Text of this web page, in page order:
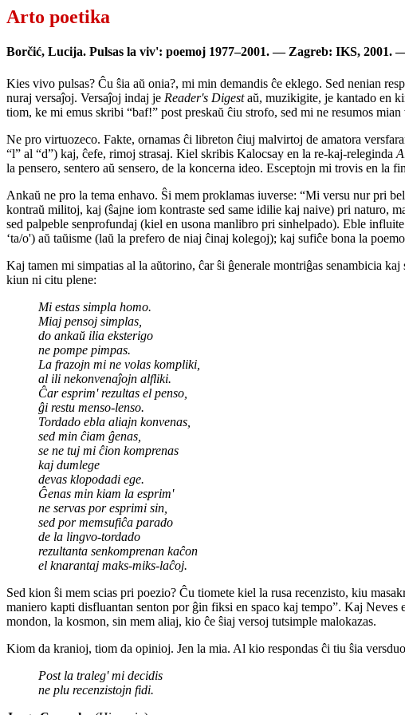
Arto poetika
Borčić, Lucija. Pulsas la viv': poemoj 1977–2001. — Zagreb: IKS,
Kies vivo pulsas? Ĉu ŝia aŭ onia?, mi min demandis ĉe eklego. Sed nenian
nuraj versaĵoj. Versaĵoj indaj je Reader's Digestaŭ, muzikigite, je kantado en
tiom, ke mi emus skribi “baf!” post preskaŭ ĉiu strofo, sed mi ne resumos
Ne pro virtuozeco. Fakte, ornamas ĉi libreton ĉiuj malvirtoj de amatora
“l” al “d”) kaj, ĉefe, rimoj strasaj. Kiel skribis Kalocsay en la re-kaj-releginda
la pensero, sentero aŭ sensero, de la koncerna ideo. Esceptojn mi trovis en la
Ankaŭ ne pro la tema enhavo. Ŝi mem proklamas iuverse: “Mi versu nur pri
kontraŭ militoj, kaj (ŝajne iom kontraste sed same idilie kaj naive) pri naturo,
sed palpeble senprofundaj (kiel en usona manlibro pri sinhelpado). Eble
‘ta/o') aŭ taŭisme (laŭ la prefero de niaj ĉinaj kolegoj); kaj sufiĉe bona la
Kaj tamen mi simpatias al la aŭtorino, ĉar ŝi ĝenerale montriĝas senambicia
kiun ni citu plene:
Mi estas simpla homo.
Miaj pensoj simplas,
do ankaŭ ilia eksterigo
ne pompe pimpas.
La frazojn mi ne volas kompliki,
al ili nekonvenaĵojn alfliki.
Ĉar esprim' rezultas el penso,
ĝi restu menso-lenso.
Tordado ebla aliajn konvenas,
sed min ĉiam ĝenas,
se ne tuj mi ĉion komprenas
kaj dumlege
devas klopodadi ege.
Ĝenas min kiam la esprim'
ne servas por esprimi sin,
sed por memsufiĉa parado
de la lingvo-tordado
rezultanta senkomprenan kaĉon
el knarantaj maks-miks-laĉoj.
Sed kion ŝi mem scias pri poezio? Ĉu tiomete kiel la rusa recenzisto, kiu
maniero kapti disfluantan senton por ĝin fiksi en spaco kaj tempo”. Kaj
mondon, la kosmon, sin mem aliaj, kio ĉe ŝiaj versoj tutsimple malokazas.
Kiom da kranioj, tiom da opinioj. Jen la mia. Al kio respondas ĉi tiu ŝia
Post la traleg' mi decidis
ne plu recenzistojn fidi.